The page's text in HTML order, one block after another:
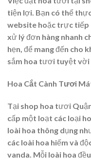
tiện lợi. Bạn có thể
website hoặc trực tiếp
xử lý đơn hàng nhanh
hẹn, để mang đến cho
sắm hoa tươi tuyệt vời
Hoa Cắt Cành Tươi
Tại shop hoa tươi
cấp một loạt các loại
loài hoa thông dụng
các loài hoa hiếm và
vanda. Mỗi loài hoa